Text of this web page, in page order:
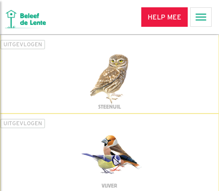
HELP MEE
UITGEVLOGEN
STEENUIL
UITGEVLOGEN
VIJVER